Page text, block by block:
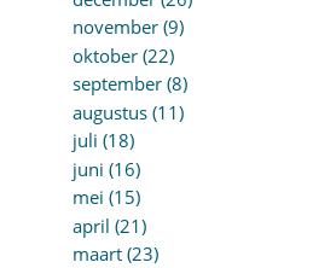
november (9)
oktober (22)
september (8)
augustus (11)
juli (18)
juni (16)
mei (15)
april (21)
maart (23)